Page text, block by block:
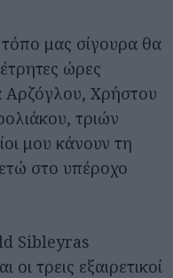
μας σίγουρα θα
ώρες
Αρζόγλου, Χρήστου
τριών
μου κάνουν τη
στο υπέροχο
Sibleyras
οι τρεις εξαιρετικοί